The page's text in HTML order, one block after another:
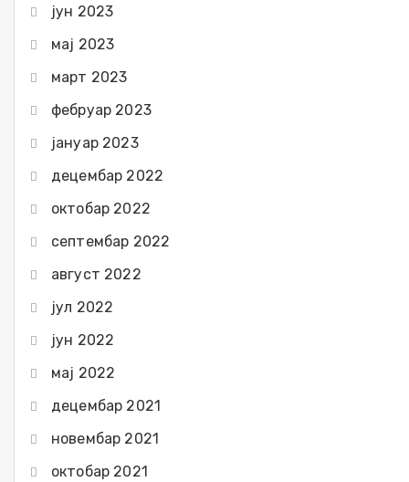
јун 2023
мај 2023
март 2023
фебруар 2023
јануар 2023
децембар 2022
октобар 2022
септембар 2022
август 2022
јул 2022
јун 2022
мај 2022
децембар 2021
новембар 2021
октобар 2021